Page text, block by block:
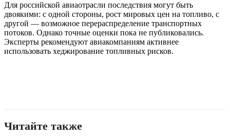
Для российской авиаотрасли последствия могут быть
двоякими: с одной стороны, рост мировых цен на топливо, с
другой — возможное перераспределение транспортных
потоков. Однако точные оценки пока не публиковались.
Эксперты рекомендуют авиакомпаниям активнее
использовать хеджирование топливных рисков.
Читайте также